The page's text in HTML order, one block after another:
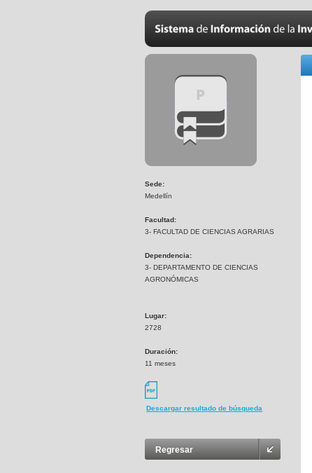
Sede:
Medellín
Facultad:
3- FACULTAD DE CIENCIAS AGRARIAS
Dependencia:
3- DEPARTAMENTO DE CIENCIAS
AGRONÓMICAS
Lugar:
2728
Duración:
11 meses
Descargar resultado de búsqueda
Regresar